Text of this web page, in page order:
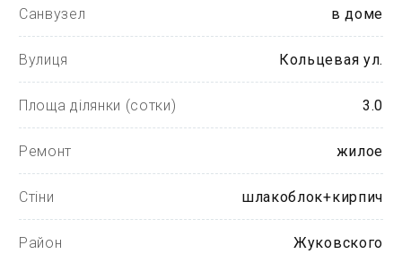
Санвузел в доме
Вулиця Кольцевая ул.
Площа ділянки (сотки) 3.0
Ремонт жилое
Стіни шлакоблок+кирпич
Район Жуковского